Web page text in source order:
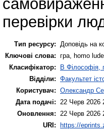
перевірки
Тип ресурсу:
Доповідь на
Ключові слова: гра, homo
Класифікатор:
B Філософія,
Відділи: Факультет
Користувач: Олександр
Дата подачі:
22 Черв 2026
Оновлення:
22 Черв 2026
URI: https://